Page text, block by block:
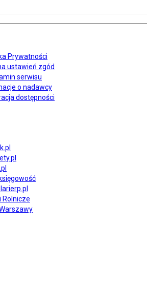
Prywatności
ustawień zgód
serwisu
o nadawcy
dostępności
Rolnicze